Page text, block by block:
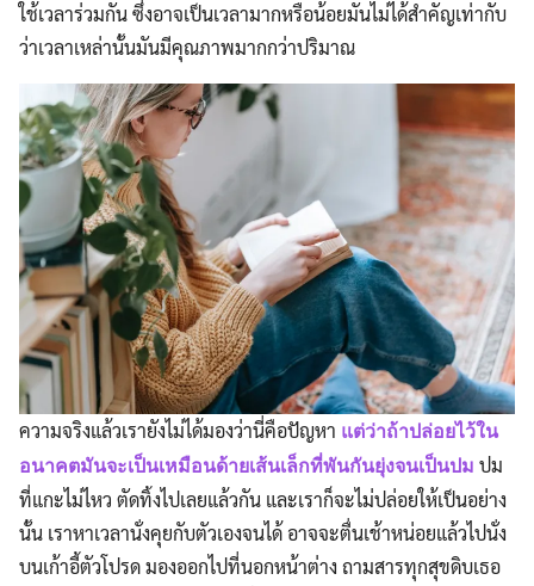
ใช้เวลาร่วมกัน ซึ่งอาจเป็นเวลามากหรือน้อยมันไม่ได้สำคัญเท่ากับ
ว่าเวลาเหล่านั้นมันมีคุณภาพมากกว่าปริมาณ
ความจริงแล้วเรายังไม่ได้มองว่านี่คือปัญหา แต่ว่าถ้าปล่อยไว้ใน
อนาคตมันจะเป็นเหมือนด้ายเส้นเล็กที่พันกันยุ่งจนเป็นปม ปม
ที่แกะไม่ไหว ตัดทิ้งไปเลยแล้วกัน และเราก็จะไม่ปล่อยให้เป็นอย่าง
นั้น เราหาเวลานั่งคุยกับตัวเองจนได้ อาจจะตื่นเช้าหน่อยแล้วไปนั่ง
บนเก้าอี้ตัวโปรด มองออกไปที่นอกหน้าต่าง ถามสารทุกสุขดิบเธอ